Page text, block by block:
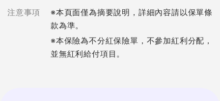
注意事項
※本頁面僅為摘要說明，詳細內容請以保單條
款為準。
※本保險為不分紅保險單，不參加紅利分配，
並無紅利給付項目。